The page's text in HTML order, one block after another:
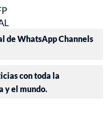
de WhatsApp Channels
con toda la
y el mundo.